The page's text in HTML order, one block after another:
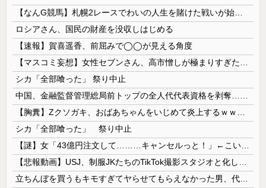
ロシアさん、国民の財産を没収しはじめる
【速報】賀喜遥香、前屈みで◯◯が見える角度
シカ「全部喰った」 祭り中止
シカ「全部喰った」 祭り中止